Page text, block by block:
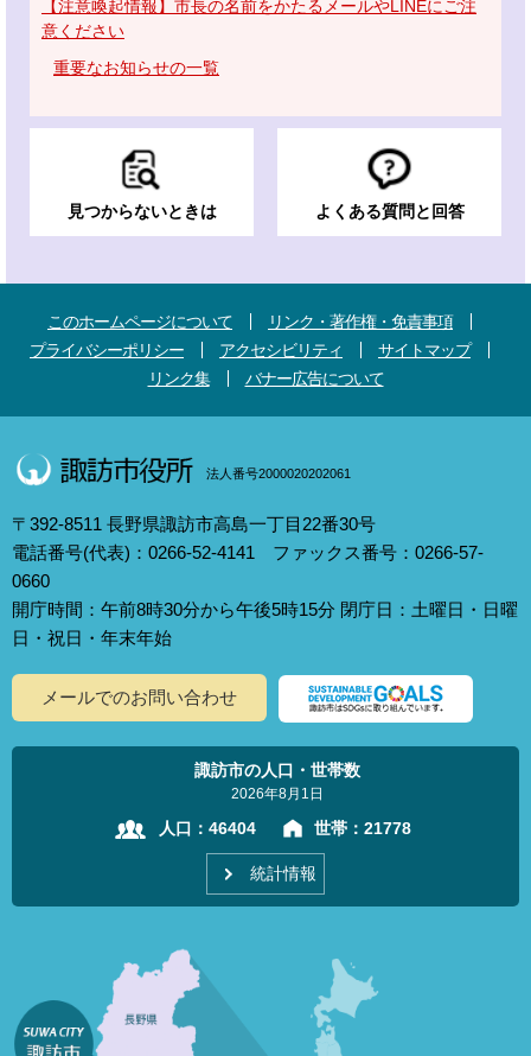
【注意喚起情報】市長の名前をかたるメールやLINEにご注
意ください
重要なお知らせの一覧
見つからないときは よくある質問と回答
このホームページについて
リンク・著作権・免責事項
プライバシーポリシー
アクセシビリティ
サイトマップ
リンク集
バナー広告について
法人番号2000020202061
〒392-8511 長野県諏訪市高島一丁目22番30号
電話番号(代表)：0266-52-4141 ファックス番号：0266-57-
0660
開庁時間：午前8時30分から午後5時15分 閉庁日：土曜日・日曜
日・祝日・年末年始
メールでのお問い合わせ
諏訪市の人口・世帯数
2026年8月1日
人口： 46404 世帯： 21778
統計情報